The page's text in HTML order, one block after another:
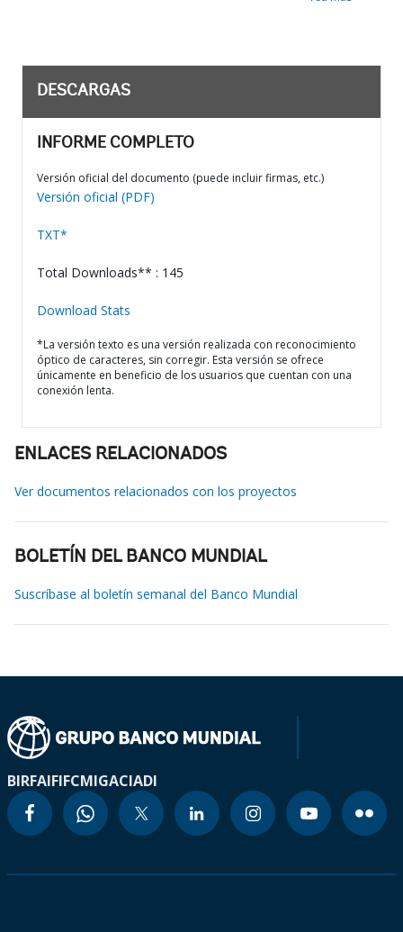
DESCARGAS
INFORME COMPLETO
Versión oficial del documento (puede incluir firmas, etc.)
Versión oficial (PDF)
TXT*
Total Downloads** : 145
Download Stats
*La versión texto es una versión realizada con reconocimiento
óptico de caracteres, sin corregir. Esta versión se ofrece
únicamente en beneficio de los usuarios que cuentan con una
conexión lenta.
ENLACES RELACIONADOS
Ver documentos relacionados con los proyectos
BOLETÍN DEL BANCO MUNDIAL
Suscríbase al boletín semanal del Banco Mundial
BIRFAIFIFCMIGACIADI